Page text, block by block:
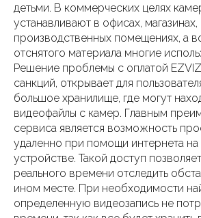
детьми. В коммерческих целях
устанавливают в офисах, магазинах,
производственных помещениях, а
отснятого материала многие
Решение проблемы с оплатой
санкций, открывает для
большое хранилище, где могут
видеофайлы с камер. Главным
сервиса является возможность
удаленно при помощи интернета
устройстве. Такой доступ
реального времени отследить
ином месте. При необходимости
определенную видеозапись не